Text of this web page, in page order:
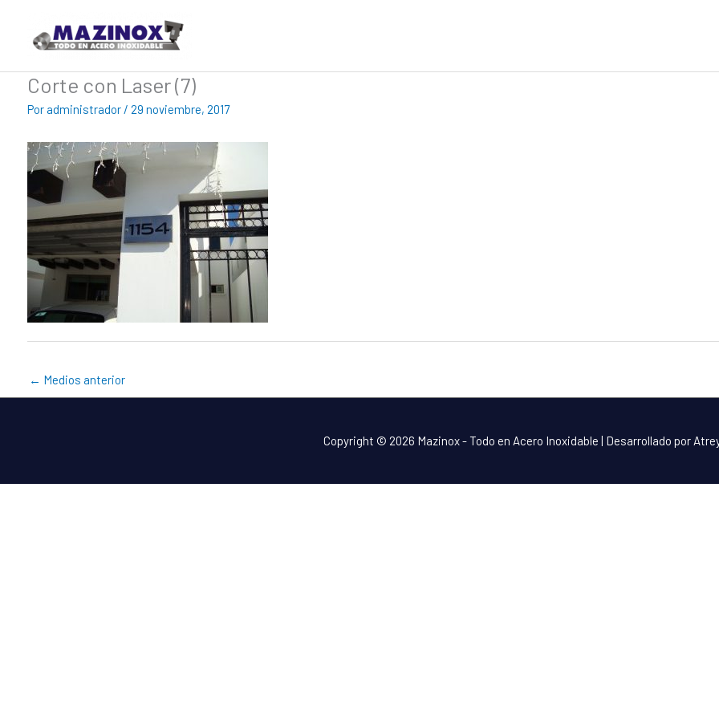
contenido
Corte con Laser (7)
Por administrador/ 29 noviembre, 2017
← Medios anterior
Copyright © 2026 Mazinox - Todo en Acero Inoxidable | Desarrollado por